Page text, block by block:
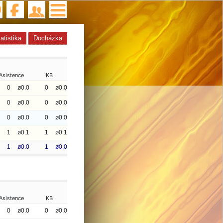
Docházka
KB
0
ø0.0 0 ø0.0
0 ø0.0 0 ø0.0
0 ø0.0 0 ø0.0
1 ø0.1 1 ø0.1
1 ø0.0 1 ø0.0
KB
0
ø0.0 0 ø0.0